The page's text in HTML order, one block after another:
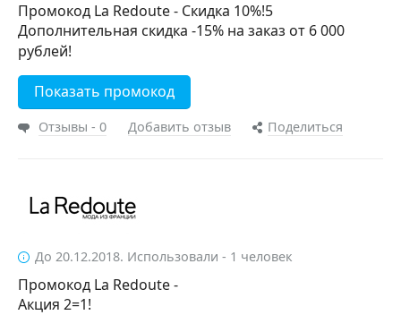
Промокод La Redoute - Скидка 10%!5
Дополнительная скидка -15% на заказ от 6 000
рублей!
Показать промокод
Отзывы - 0 Добавить отзыв Поделиться
До 20.12.2018. Использовали - 1 человек
Промокод La Redoute -
Акция 2=1!